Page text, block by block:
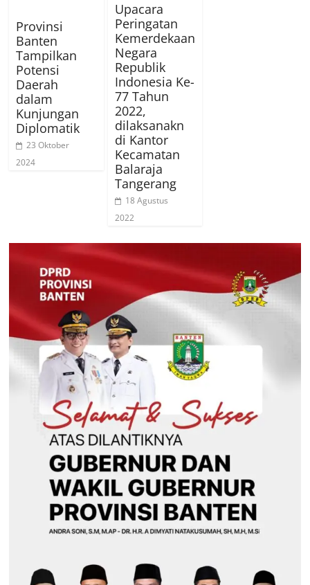
Provinsi
Banten
Tampilkan
Potensi
Daerah
dalam
Kunjungan
Diplomatik
23 Oktober
2024
Upacara
Peringatan
Kemerdekaan
Negara
Republik
Indonesia Ke-
77 Tahun
2022,
dilaksanakn
di Kantor
Kecamatan
Balaraja
Tangerang
18 Agustus
2022